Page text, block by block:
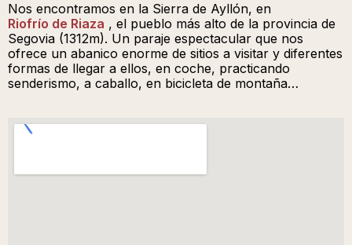
Nos encontramos en la Sierra de Ayllón, en
Riofrío de Riaza , el pueblo más alto de la provincia de
Segovia (1312m). Un paraje espectacular que nos
ofrece un abanico enorme de sitios a visitar y diferentes
formas de llegar a ellos, en coche, practicando
senderismo, a caballo, en bicicleta de montaña…